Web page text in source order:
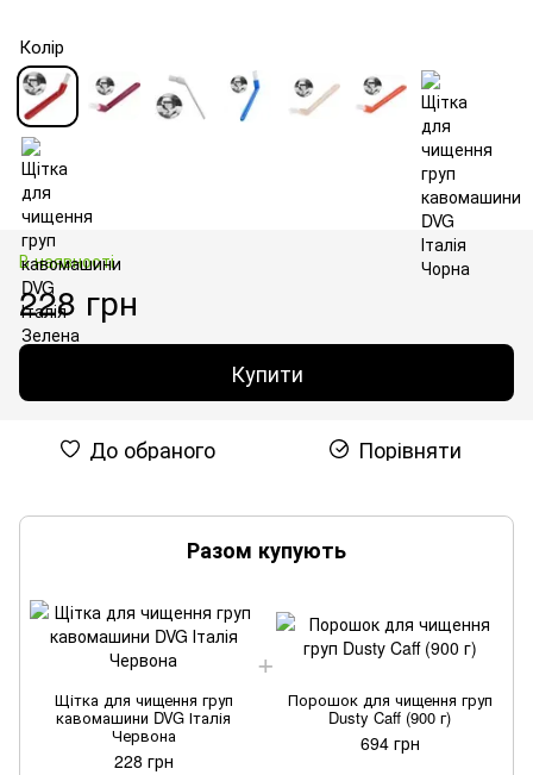
Колір
В наявності
228 грн
Купити
До обраного Порівняти
Разом купують
Щітка для чищення груп
кавомашини DVG Італія
Червона
228 грн
Порошок для чищення груп
Dusty Caff (900 г)
694 грн